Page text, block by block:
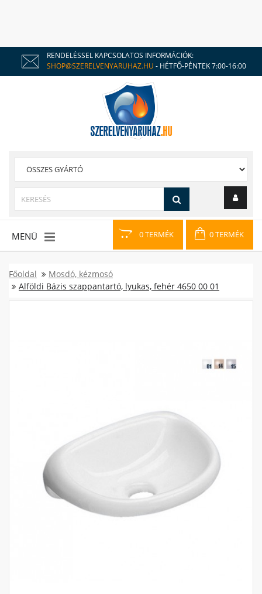
RENDELÉSSEL KAPCSOLATOS INFORMÁCIÓK:
SHOP@SZERELVENYARUHAZ.HU - HÉTFŐ-PÉNTEK 7:00-16:00
0 TERMÉK 0 TERMÉK
MENÜ
Főoldal
Mosdó, kézmosó
Alföldi Bázis szappantartó, lyukas, fehér 4650 00 01